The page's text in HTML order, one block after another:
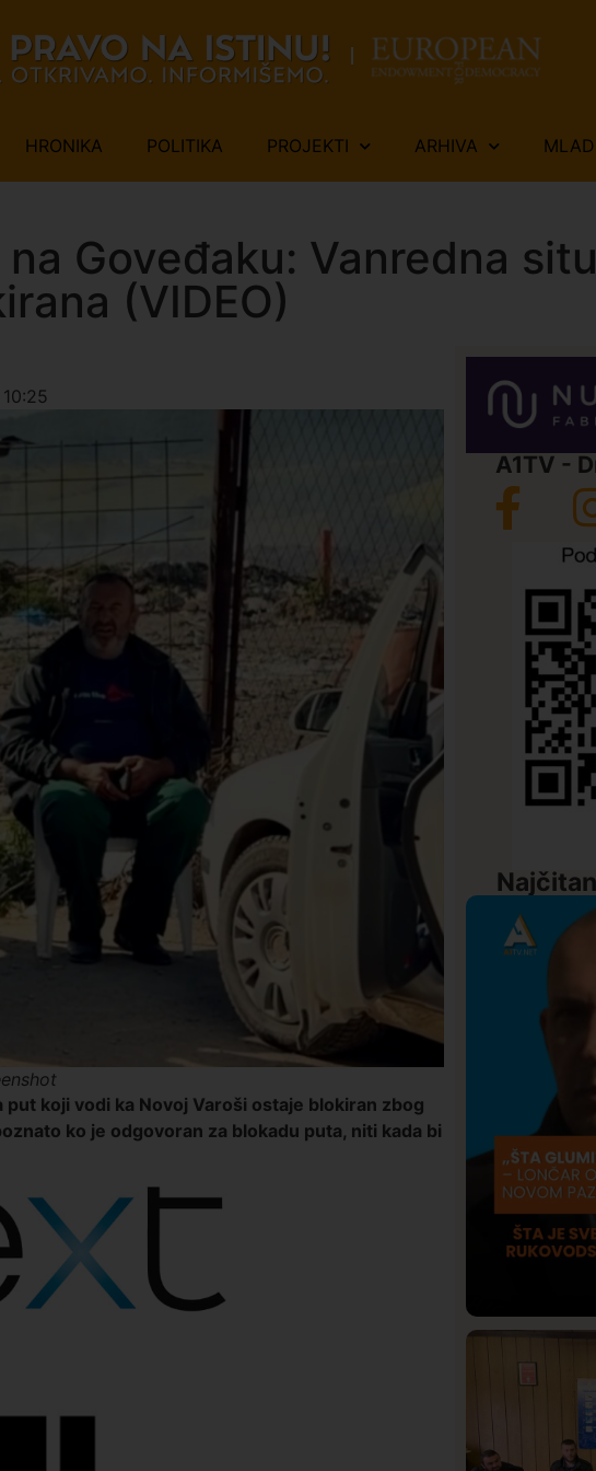
HRONIKA POLITIKA PROJEKTI ARHIVA
Goveđaku: Vanredna
(VIDEO)
10:25
koji vodi ka Novoj Varoši ostaje blokiran zbog
ko je odgovoran za blokadu puta, niti kada bi
A1TV -
Lončar o
Pazaru: „Šta